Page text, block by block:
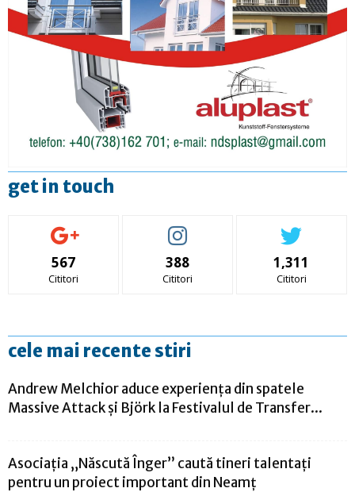
get in touch
567
Cititori
388
Cititori
1,311
Cititori
cele mai recente stiri
Andrew Melchior aduce experiența din spatele
Massive Attack și Björk la Festivalul de Transfer...
Asociația „Născută Înger” caută tineri talentați
pentru un proiect important din Neamț